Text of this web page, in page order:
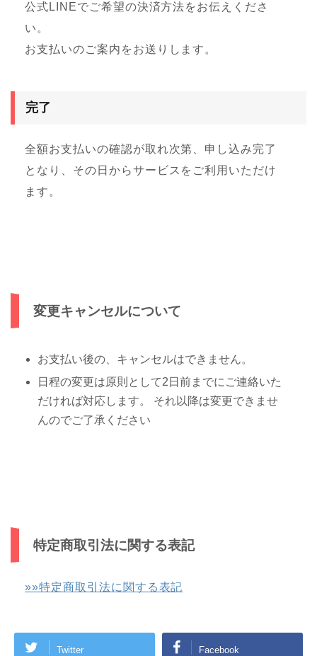
公式LINEでご希望の決済方法をお伝えくださ
い。
お支払いのご案内をお送りします。
完了
全額お支払いの確認が取れ次第、申し込み完了
となり、その日からサービスをご利用いただけ
ます。
変更キャンセルについて
お支払い後の、キャンセルはできません。
日程の変更は原則として2日前までにご連絡いた
だければ対応します。 それ以降は変更できませ
んのでご了承ください
特定商取引法に関する表記
»»特定商取引法に関する表記
Twitter Facebook